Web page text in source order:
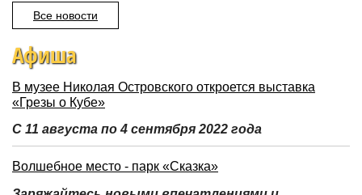
Все новости
Афиша
В музее Николая Островского откроется выставка
«Грезы о Кубе»
С 11 августа по 4 сентября 2022 года
Волшебное место - парк «Сказка»